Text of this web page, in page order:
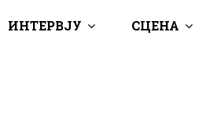
ИНТЕРВЈУ СЦЕНА